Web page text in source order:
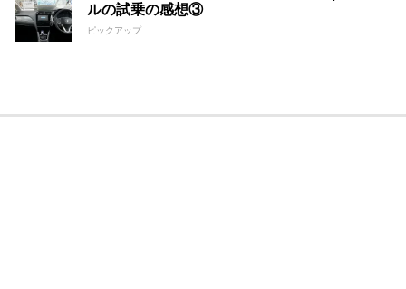
ルの試乗の感想③
ピックアップ